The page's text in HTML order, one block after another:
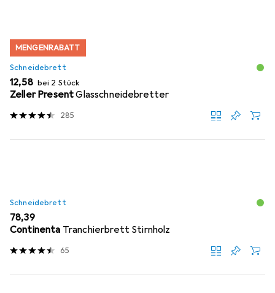
MENGENRABATT
Schneidebrett
EUR
12,58 bei 2 Stück
Zeller PresentGlasschneidebretter
285
Schneidebrett
EUR
78,39
Continenta Tranchierbrett Stirnholz
65